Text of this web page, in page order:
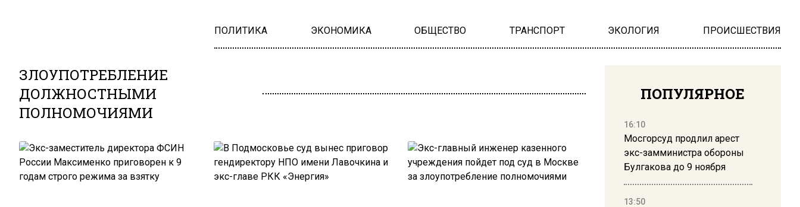
ПОЛИТИКА ЭКОНОМИКА ОБЩЕСТВО ТРАНСПОРТ ЭКОЛОГИЯ ПРОИСШЕСТВИЯ
ЗЛОУПОТРЕБЛЕНИЕ
ДОЛЖНОСТНЫМИ
ПОЛНОМОЧИЯМИ
ПОПУЛЯРНОЕ
16:10
Мосгорсуд продлил арест
экс-замминистра обороны
Булгакова до 9 ноября
13:50